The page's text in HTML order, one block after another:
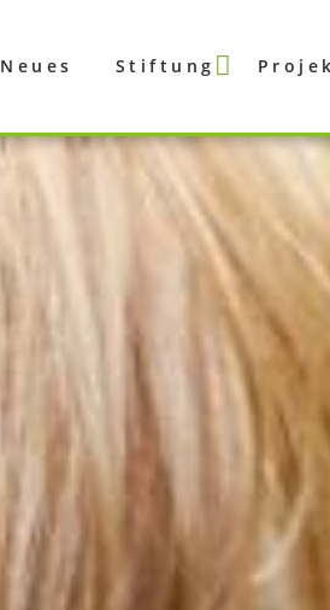
Neues Stiftung